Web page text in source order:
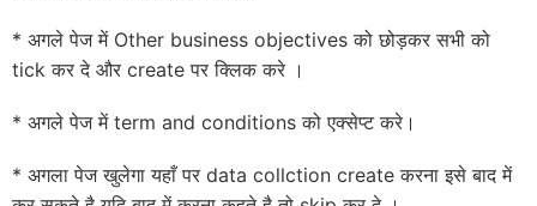
* अगले पेज में Other business objectives को छोड़कर सभी को
tick कर दे और create पर क्लिक करे ।
* अगले पेज में term and conditions को एक्सेप्ट करे।
* अगला पेज खुलेगा यहाँ पर data collction create करना इसे बाद में